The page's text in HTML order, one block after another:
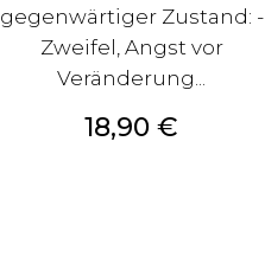
gegenwärtiger Zustand: -
Zweifel, Angst vor
Veränderung...
Preis
18,90 €